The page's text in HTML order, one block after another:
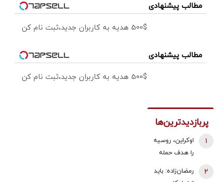
مطالب پیشنهادی
500$ هدیه به کاربران جدید،ثبت نام کن
مطالب پیشنهادی
500$ هدیه به کاربران جدید،ثبت نام کن
پربازدیدترین‌ها
اوکراین، روسیه
را هدف حمله
سوزی گسترده
1
رمضان‌زاده: باید
2